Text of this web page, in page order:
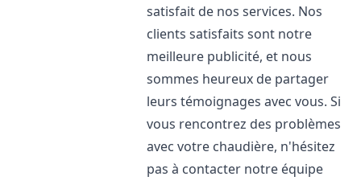
satisfait de nos services. Nos
clients satisfaits sont notre
meilleure publicité, et nous
sommes heureux de partager
leurs témoignages avec vous. Si
vous rencontrez des problèmes
avec votre chaudière, n'hésitez
pas à contacter notre équipe